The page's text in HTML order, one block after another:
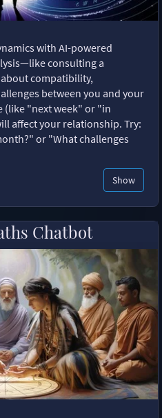
with AI-powered
consulting a
compatibility,
between you and your
(like "next week" or "in
affect your relationship. Try:
or "What challenges
Show
Chatbot